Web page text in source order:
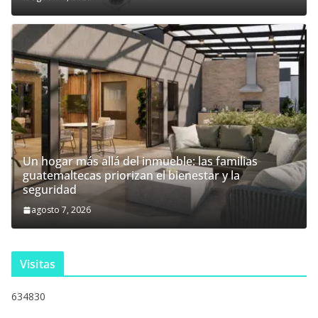
Un hogar más allá del inmueble: las familias
guatemaltecas priorizan el bienestar y la
seguridad
agosto 7, 2026
Visitas
634830